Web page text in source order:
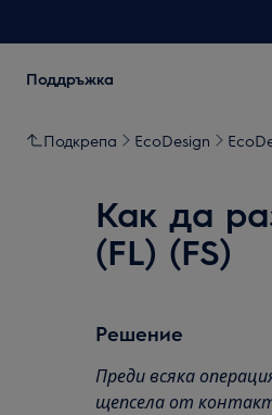
Поддръжка
Подкрепа EcoDesign
Как да
(FL) (FS)
Решение
Преди всяка
щепсела от